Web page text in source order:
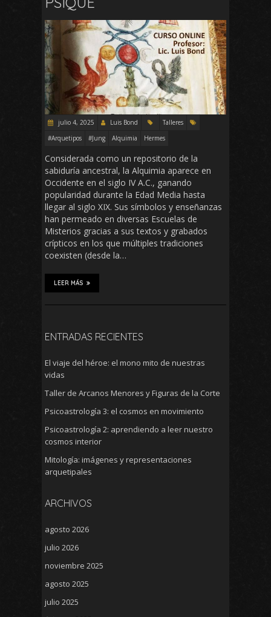
julio 4, 2025 Luis Bond
Talleres
#Arquetipos
#Jung Alquimia Hermes
Considerada como un repositorio de la
sabiduría ancestral, la Alquimia aparece en
Occidente en el siglo IV A.C., ganando
popularidad durante la Edad Media hasta
llegar al siglo XIX. Sus símbolos y enseñanzas
han permeado en diversas Escuelas de
Misterios gracias a sus textos y grabados
crípticos en los que múltiples tradiciones
coexisten (desde la…
LEER MÁS
ENTRADAS RECIENTES
El viaje del héroe: el mono mito de nuestras
vidas
Taller de Arcanos Menores y Figuras de la Corte
Psicoastrología 3: el cosmos en movimiento
Psicoastrología 2: aprendiendo a leer nuestro
cosmos interior
Mitología: imágenes y representaciones
arquetipales
ARCHIVOS
agosto 2026
julio 2026
noviembre 2025
agosto 2025
julio 2025